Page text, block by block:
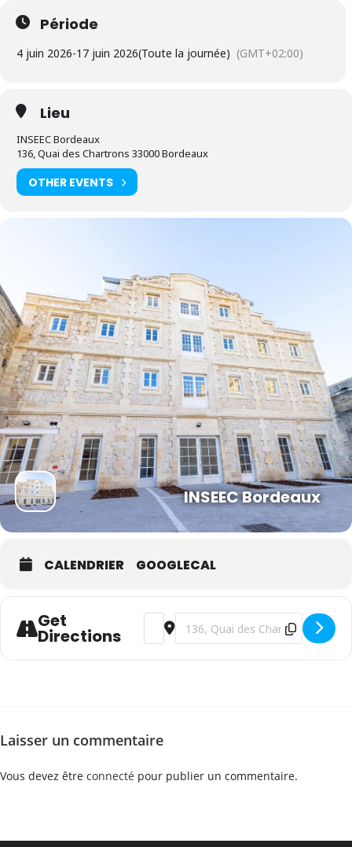
Période
4 juin 2026-17 juin 2026(Toute la journée) (GMT+02:00)
Lieu
INSEEC Bordeaux
136, Quai des Chartrons 33000 Bordeaux
OTHER EVENTS
INSEEC Bordeaux
CALENDRIER GOOGLECAL
Get
Directions
Address - WSET Niveau 3 en vins -
Destination Address - WSET
Laisser un commentaire
Vous devez être connecté pour publier un commentaire.